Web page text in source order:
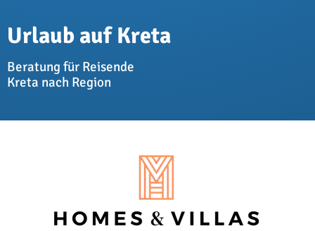
Urlaub auf Kreta
Beratung für Reisende
Kreta nach Region